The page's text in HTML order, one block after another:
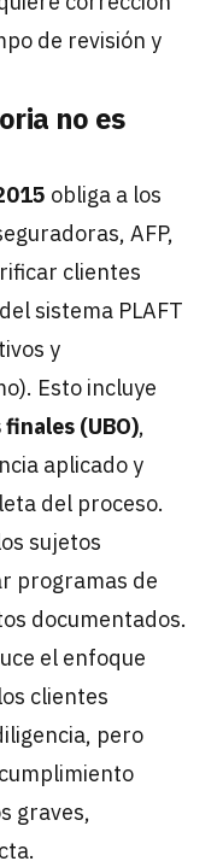
de revisión y
no es
obliga a los
AFP,
clientes
sistema PLAFT
y
Esto incluye
(UBO),
aplicado y
del proceso.
sujetos
programas de
documentados.
el enfoque
clientes
pero
graves,